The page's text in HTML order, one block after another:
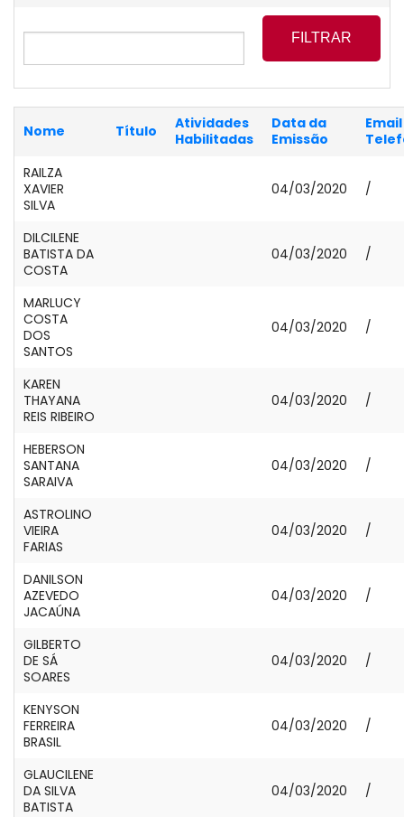
Nome Título
Atividades
Habilitadas
Data da
Emissão
RAILZA
XAVIER
SILVA
04/03/2020 /
DILCILENE
BATISTA DA
COSTA
04/03/2020 /
MARLUCY
COSTA
DOS
SANTOS
04/03/2020 /
KAREN
THAYANA
REIS RIBEIRO
04/03/2020 /
HEBERSON
SANTANA
SARAIVA
04/03/2020 /
ASTROLINO
VIEIRA
FARIAS
04/03/2020 /
DANILSON
AZEVEDO
JACAÚNA
04/03/2020 /
GILBERTO
DE SÁ
SOARES
04/03/2020 /
KENYSON
FERREIRA
BRASIL
04/03/2020 /
GLAUCILENE
DA SILVA
BATISTA
04/03/2020 /